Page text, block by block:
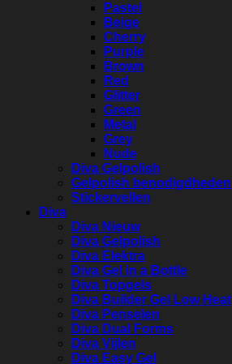
Pastel
Beige
Cherry
Purple
Brown
Red
Glitter
Green
Metal
Grey
Nude
Diva Gelpolish
Gelpolish benodigdheden
Stickervellen
Diva
Diva Nieuw
Diva Gelpolish
Diva Elektra
Diva Gel in a Bottle
Diva Topgels
Diva Builder Gel Low Heat
Diva Penselen
Diva Dual Forms
Diva Vijlen
Diva Easy Gel